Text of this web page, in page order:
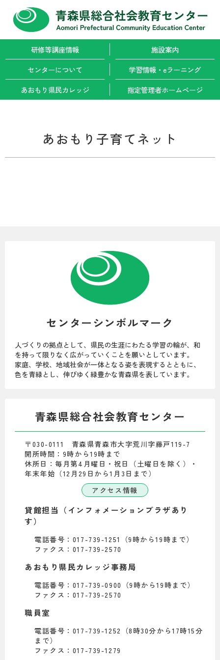
研修等講座情報
施設案内
センターについて
学習情報・ eラーニング
あおもり県民カレッジ
指定管理者ホームページ
あおもり子育てネット
センターシンボルマーク
人づくりの拠点として、県民の生涯にわたる学習の輪が、和
を持って限りなく広がっていくことを願いとしています。
家庭、学校、地域社会が一体となる姿を表現するとともに、
色を青緑とし、伸びゆく緑豊かな青森県を表しています。
青森県総合社会教育センター
〒030-0111 青森県青森市大字荒川字藤戸119-7
開所時間：9時から19時まで
休所日：毎月第4月曜日・祝日（土曜日を除く）・
年末年始（12月29日から1月3日まで）
アクセス情報
貸館担当（インフォメーションプラザあり
す）
電話番号：017-739-1251（9時から19時まで）
ファクス：017-739-2570
あおもり県民カレッジ事務局
電話番号：017-739-0900（9時から19時まで）
ファクス：017-739-2570
職員室
電話番号：017-739-1252（8時30分から17時15分
まで）
ファクス：017-739-1279